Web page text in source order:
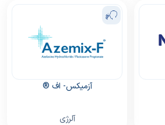
آزمیکس- اف ®
آلرژی